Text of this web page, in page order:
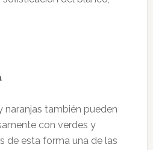
naranjas también pueden
con verdes y
de esta forma una de las